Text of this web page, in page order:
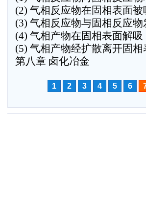
(2) 气相反应物在固相表面被
(3) 气相反应物与固相反应物
(4) 气相产物在固相表面解吸
(5) 气相产物经扩散离开固相
第八章 卤化冶金
1 2 3 4 5 6